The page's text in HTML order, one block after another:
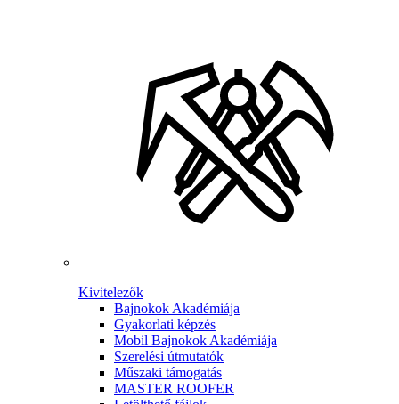
Kivitelezők
Bajnokok Akadémiája
Gyakorlati képzés
Mobil Bajnokok Akadémiája
Szerelési útmutatók
Műszaki támogatás
MASTER ROOFER